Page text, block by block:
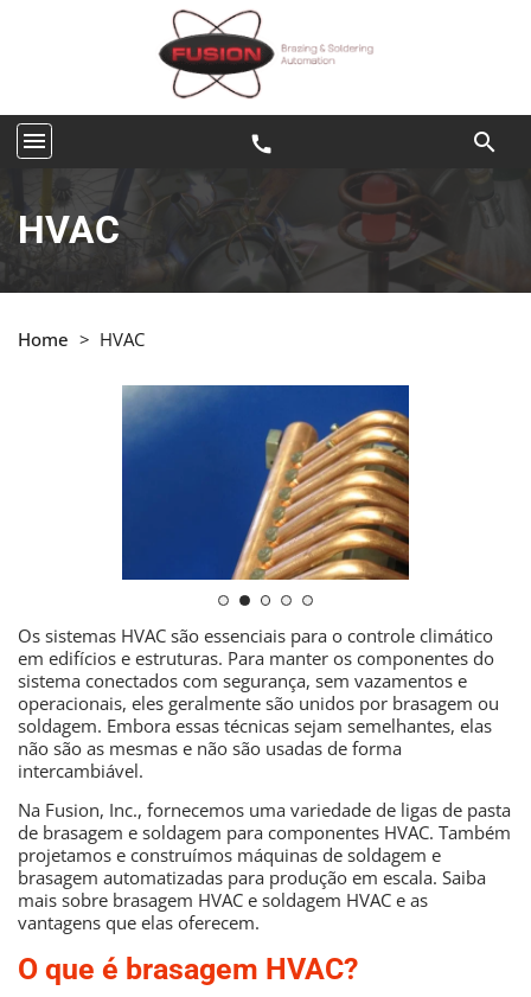
menu call search
HVAC
Home > HVAC
Os sistemas HVAC são essenciais para o controle climático
em edifícios e estruturas. Para manter os componentes do
sistema conectados com segurança, sem vazamentos e
operacionais, eles geralmente são unidos por brasagem ou
soldagem. Embora essas técnicas sejam semelhantes, elas
não são as mesmas e não são usadas de forma
intercambiável.
Na Fusion, Inc., fornecemos uma variedade de ligas de pasta
de brasagem e soldagem para componentes HVAC. Também
projetamos e construímos máquinas de soldagem e
brasagem automatizadas para produção em escala. Saiba
mais sobre brasagem HVAC e soldagem HVAC e as
vantagens que elas oferecem.
O que é brasagem HVAC?